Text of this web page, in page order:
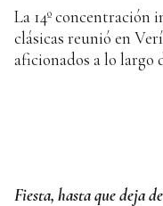
La 14º concentración
clásicas reunió en
aficionados a lo largo
Fiesta, hasta que deja